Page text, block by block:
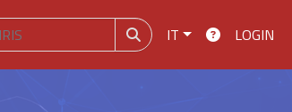
IT LOGIN